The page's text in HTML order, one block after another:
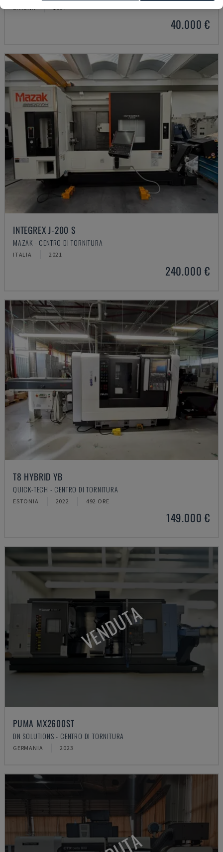
SPAGNA 1994
40.000 €
INTEGREX J-200 S
MAZAK - CENTRO DI TORNITURA
ITALIA 2021
240.000 €
T8 HYBRID YB
QUICK-TECH - CENTRO DI TORNITURA
ESTONIA 2022 492 ORE
149.000 €
VENDUTA
PUMA MX2600ST
DN SOLUTIONS - CENTRO DI TORNITURA
GERMANIA 2023